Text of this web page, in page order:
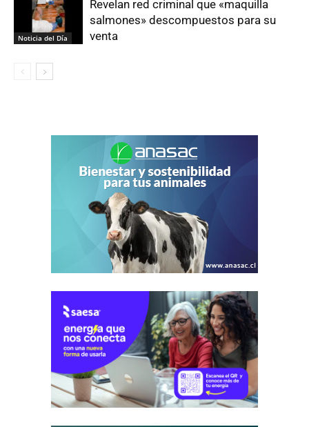
Noticia del Día
Revelan red criminal que «maquilla
salmones» descompuestos para su
venta